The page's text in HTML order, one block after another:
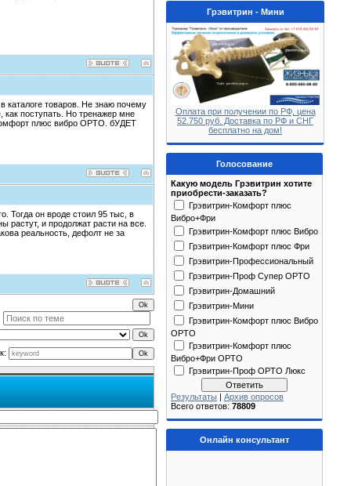
каталоге товаров. Не знаю почему
как поступать. Но тренажер мне
плюс вибро ОРТО. бУДЕТ
Тогда он вроде стоил 95 тыс, в
растут, и продолжат расти на все.
реальность, дефолт не за
Грэвитрин - Мини
Оплата при получении по РФ, цена
52.750 руб. Доставка по РФ и СНГ
бесплатно на дом!
Голосование
Какую модель Грэвитрин хотите
приобрести-заказать?
Грэвитрин-Комфорт плюс
Вибро+Фри
Грэвитрин-Комфорт плюс Вибро
Грэвитрин-Комфорт плюс Фри
Грэвитрин-Профессиональный
Грэвитрин-Проф Супер ОРТО
Грэвитрин-Домашний
Грэвитрин-Мини
Грэвитрин-Комфорт плюс Вибро
ОРТО
Грэвитрин-Комфорт плюс
Вибро+Фри ОРТО
Грэвитрин-Проф ОРТО Люкс
Результаты | Архив опросов
Всего ответов: 78809
Онлайн консультант